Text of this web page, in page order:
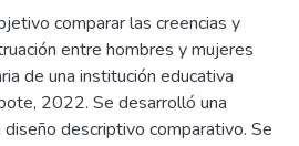
comparar las creencias y
entre hombres y mujeres
de una institución educativa
2022. Se desarrolló una
descriptivo comparativo. Se